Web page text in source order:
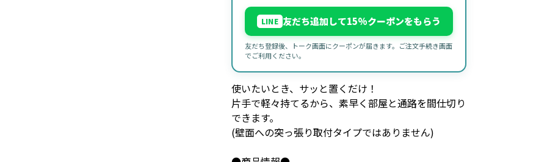
LINE 友だち追加して15%クーポンをもらう
友だち登録後、トーク画面にクーポンが届きます。ご注文手続き画面
でご利用ください。
使いたいとき、サッと置くだけ！
片手で軽々持てるから、素早く部屋と通路を間仕切り
できます。
(壁面への突っ張り取付タイプではありません)